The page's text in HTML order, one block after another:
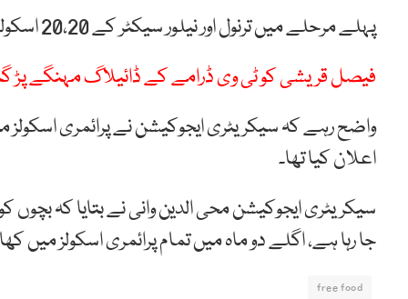
پہلے مرحلے میں ترنول اور نیلور سیکٹر کے 20،20 اسکولوں میں مفت کھانا دیا جائے گا۔
فیصل قریشی کو ٹی وی ڈرامے کے ڈائیلاگ مہنگے پڑ
واضح رہے کہ سیکریٹری ایجوکیشن نے پرائمری
اعلان کیا تھا۔
سیکریٹری ایجوکیشن محی الدین وانی نے بتایا کہ بچوں
جا رہا ہے، اگلے دو ماہ میں تمام پرائمری اسکولز میں
free food